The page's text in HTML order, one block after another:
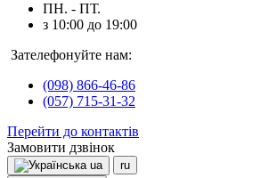
ПН. - ПТ.
з 10:00 до 19:00
Зателефонуйте нам:
(098) 866-46-86
(057) 715-31-32
Перейти до контактів
Замовити дзвінок
ua
ru